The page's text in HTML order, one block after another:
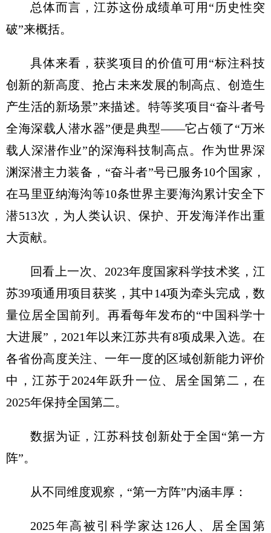
总体而言，江苏这份成绩单可用“历史性突
破”来概括。
具体来看，获奖项目的价值可用“标注科技
创新的新高度、抢占未来发展的制高点、创造生
产生活的新场景”来描述。特等奖项目“奋斗者号
全海深载人潜水器”便是典型——它占领了“万米
载人深潜作业”的深海科技制高点。作为世界深
渊深潜主力装备，“奋斗者”号已服务10个国家，
在马里亚纳海沟等10条世界主要海沟累计安全下
潜513次，为人类认识、保护、开发海洋作出重
大贡献。
回看上一次、2023年度国家科学技术奖，江
苏39项通用项目获奖，其中14项为牵头完成，数
量位居全国前列。再看每年发布的“中国科学十
大进展”，2021年以来江苏共有8项成果入选。在
各省份高度关注、一年一度的区域创新能力评价
中，江苏于2024年跃升一位、居全国第二，在
2025年保持全国第二。
数据为证，江苏科技创新处于全国“第一方
阵”。
从不同维度观察，“第一方阵”内涵丰厚：
2025年高被引科学家达126人、居全国第